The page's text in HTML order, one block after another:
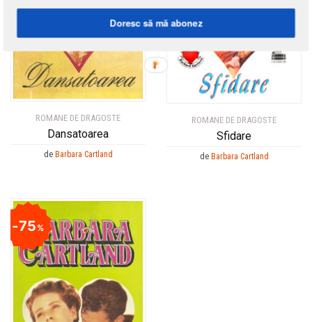
ROMANE DE DRAGOSTE
Dansatoarea
de Barbara Cartland
ROMANE DE DRAGOSTE
Sfidare
de Barbara Cartland
75%
Doresc să mă abonez